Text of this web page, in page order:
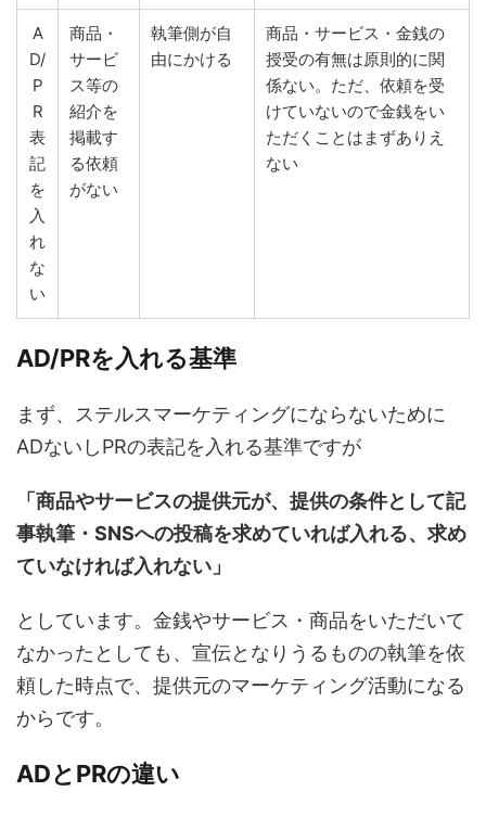
A
D/
P
R
表
記
を
入
れ
な
い
商品・
サービ
ス等の
紹介を
掲載す
る依頼
がない
執筆側が自
由にかける
商品・サービス・金銭の
授受の有無は原則的に関
係ない。ただ、依頼を受
けていないので金銭をい
ただくことはまずありえ
ない
AD/PRを入れる基準
まず、ステルスマーケティングにならないために
ADないしPRの表記を入れる基準ですが
「商品やサービスの提供元が、提供の条件として記
事執筆・SNSへの投稿を求めていれば入れる、求め
ていなければ入れない」
としています。金銭やサービス・商品をいただいて
なかったとしても、宣伝となりうるものの執筆を依
頼した時点で、提供元のマーケティング活動になる
からです。
ADとPRの違い